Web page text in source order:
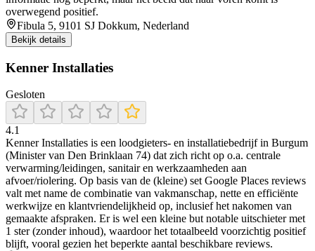
overwegend positief.
Fibula 5, 9101 SJ Dokkum, Nederland
Bekijk details
Kenner Installaties
Gesloten
4.1
Kenner Installaties is een loodgieters- en installatiebedrijf in Burgum
(Minister van Den Brinklaan 74) dat zich richt op o.a. centrale
verwarming/leidingen, sanitair en werkzaamheden aan
afvoer/riolering. Op basis van de (kleine) set Google Places reviews
valt met name de combinatie van vakmanschap, nette en efficiënte
werkwijze en klantvriendelijkheid op, inclusief het nakomen van
gemaakte afspraken. Er is wel een kleine but notable uitschieter met
1 ster (zonder inhoud), waardoor het totaalbeeld voorzichtig positief
blijft, vooral gezien het beperkte aantal beschikbare reviews.